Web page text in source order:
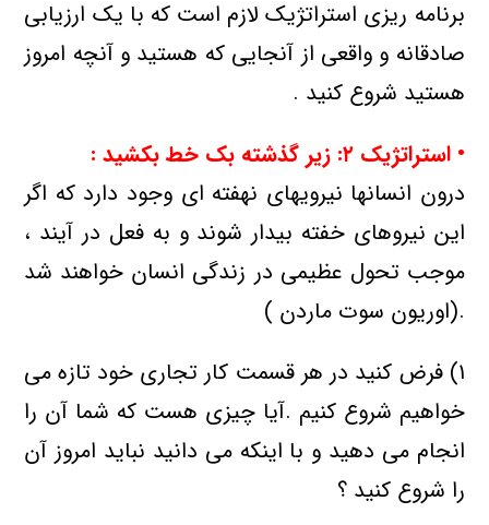
برنامه ریزی استراتژیک لازم است که با یک ارزیابی
صادقانه و واقعی از آنجایی که هستید و آنچه امروز
هستید شروع کنید .
• استراتژیک ۲: زیر گذشته بک خط بکشید :
درون انسانها نیرویهای نهفته ای وجود دارد که اگر
این نیروهای خفته بیدار شوند و به فعل در آیند ،
موجب تحول عظیمی در زندگی انسان خواهند شد
.(اوریون سوت ماردن )
۱) فرض کنید در هر قسمت کار تجاری خود تازه می
خواهیم شروع کنیم .آیا چیزی هست که شما آن را
انجام می دهید و با اینکه می دانید نباید امروز آن
را شروع کنید ؟